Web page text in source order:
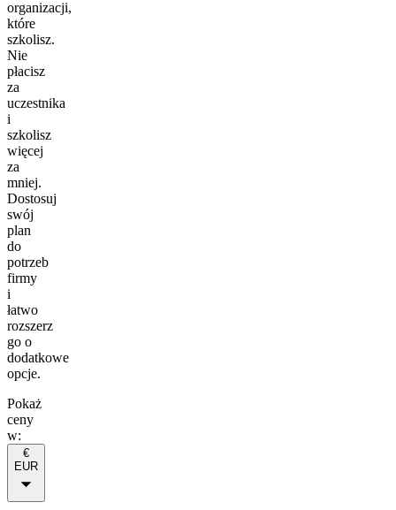
organizacji,
które
szkolisz.
Nie
płacisz
za
uczestnika
i
szkolisz
więcej
za
mniej.
Dostosuj
swój
plan
do
potrzeb
firmy
i
łatwo
rozszerz
go o
dodatkowe
opcje.
Pokaż
ceny
w:
€
EUR